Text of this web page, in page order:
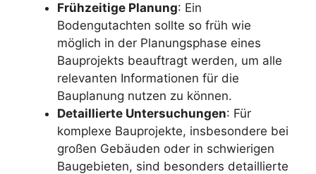
Frühzeitige Planung: Ein
Bodengutachten sollte so früh wie
möglich in der Planungsphase eines
Bauprojekts beauftragt werden, um alle
relevanten Informationen für die
Bauplanung nutzen zu können.
Detaillierte Untersuchungen: Für
komplexe Bauprojekte, insbesondere bei
großen Gebäuden oder in schwierigen
Baugebieten, sind besonders detaillierte